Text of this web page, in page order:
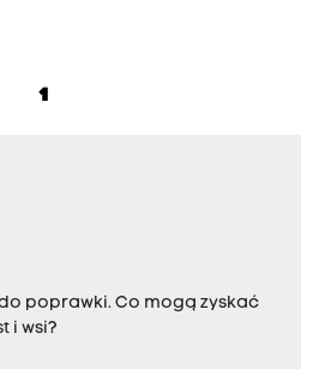
1
poprawki. Co mogą zyskać
i wsi?